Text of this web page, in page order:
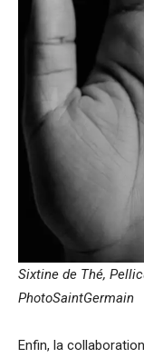
Sixtine de Thé,
PhotoSaintGermain
Enfin, la collaboration